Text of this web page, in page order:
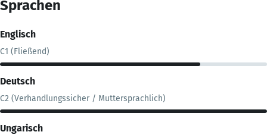
Sprachen
Englisch
C1 (Fließend)
Deutsch
C2 (Verhandlungssicher / Muttersprachlich)
Ungarisch